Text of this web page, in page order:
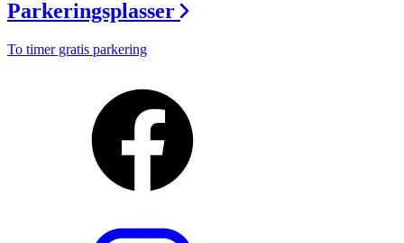
Parkeringsplasser
To timer gratis parkering